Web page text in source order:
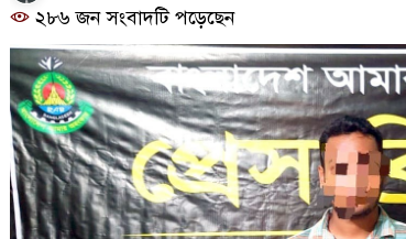
২৮৬ জন সংবাদটি পড়েছেন